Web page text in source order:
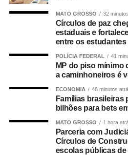
candidato que não
previstos ou não apresentar
exigida será eliminado, sem
chamada. Nesse caso, será
classificado na sequência.
Os documentos a serem
editais, são RG, CPF, Título de
Certificado de Reservista
masculino), conta corrente no
possua), comprovante de
MATO GROSSO 32
Círculos de paz
estaduais e
entre os estudantes
POLÍCIA FEDERAL 41
MP do piso mínimo
a caminhoneiros é
ECONOMIA 48 minutos
Famílias brasileiras
bilhões para bets
MATO GROSSO 1 hora
Parceria com
Círculos de
escolas públicas de